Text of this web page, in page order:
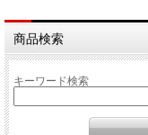
商品検索
キーワード検索